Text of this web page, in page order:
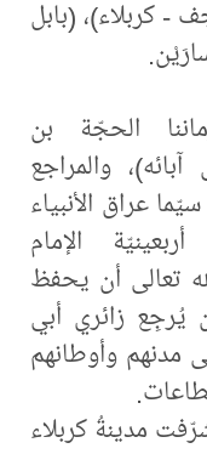
- كربلاء)، (بابل
الحجّة بن
والمراجع
عراق الأنبياء
الإمام
تعالى أن يحفظ
يُرجِع زائري أبي
مدنهم وأوطانهم
من 13 قرناً، تشرّفت مدينةُ كربلاء